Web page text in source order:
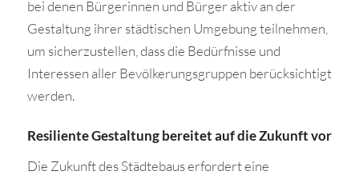
bei denen Bürgerinnen und Bürger aktiv an der
Gestaltung ihrer städtischen Umgebung teilnehmen,
um sicherzustellen, dass die Bedürfnisse und
Interessen aller Bevölkerungsgruppen berücksichtigt
werden.
Resiliente Gestaltung bereitet auf die Zukunft vor
Die Zukunft des Städtebaus erfordert eine